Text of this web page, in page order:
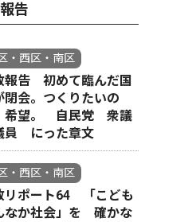
告
・西区・南区
報告 初めて臨んだ国
閉会。つくりたいの
希望。 自民党 衆議
員 にった章文
・西区・南区
リポート64 「こども
なか社会」を 確かな